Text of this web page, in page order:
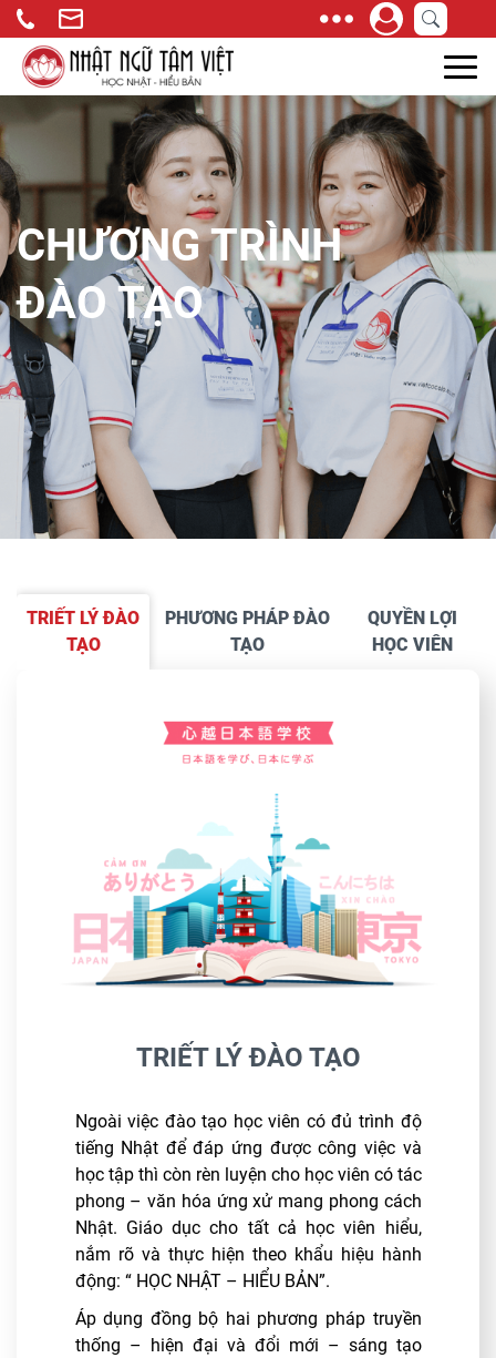
CHƯƠNG TRÌNH
ĐÀO TẠO
TRIẾT LÝ ĐÀO
TẠO
PHƯƠNG PHÁP ĐÀO
TẠO
QUYỀN LỢI
HỌC VIÊN
TRIẾT LÝ ĐÀO TẠO
Ngoài việc đào tạo học viên có đủ trình độ
tiếng Nhật để đáp ứng được công việc và
học tập thì còn rèn luyện cho học viên có tác
phong – văn hóa ứng xử mang phong cách
Nhật. Giáo dục cho tất cả học viên hiểu,
nắm rõ và thực hiện theo khẩu hiệu hành
động: “ HỌC NHẬT – HIỂU BẢN”.
Áp dụng đồng bộ hai phương pháp truyền
thống – hiện đại và đổi mới – sáng tạo